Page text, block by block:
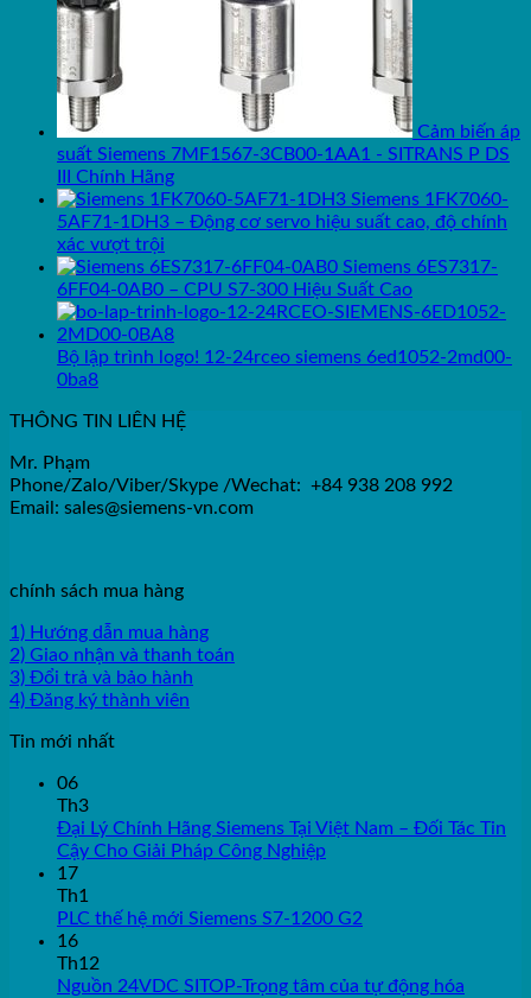
Cảm biến áp
suất Siemens 7MF1567-3CB00-1AA1 - SITRANS P DS
III Chính Hãng
Siemens 1FK7060-
5AF71-1DH3 – Động cơ servo hiệu suất cao, độ chính
xác vượt trội
Siemens 6ES7317-
6FF04-0AB0 – CPU S7-300 Hiệu Suất Cao
Bộ lập trình logo! 12-24rceo siemens 6ed1052-2md00-
0ba8
THÔNG TIN LIÊN HỆ
Mr. Phạm
Phone/Zalo/Viber/Skype /Wechat: +84 938 208 992
Email: sales@siemens-vn.com
chính sách mua hàng
1) Hướng dẫn mua hàng
2) Giao nhận và thanh toán
3) Đổi trả và bảo hành
4) Đăng ký thành viên
Tin mới nhất
06
Th3
Đại Lý Chính Hãng Siemens Tại Việt Nam – Đối Tác Tin
Cậy Cho Giải Pháp Công Nghiệp
17
Th1
PLC thế hệ mới Siemens S7-1200 G2
16
Th12
Nguồn 24VDC SITOP-Trọng tâm của tự động hóa